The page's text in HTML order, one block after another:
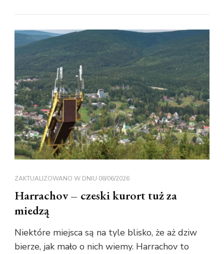
ZAKTUALIZOWANO W DNIU 08/06/2026
Harrachov – czeski kurort tuż za
miedzą
Niektóre miejsca są na tyle blisko, że aż dziw
bierze, jak mało o nich wiemy. Harrachov to